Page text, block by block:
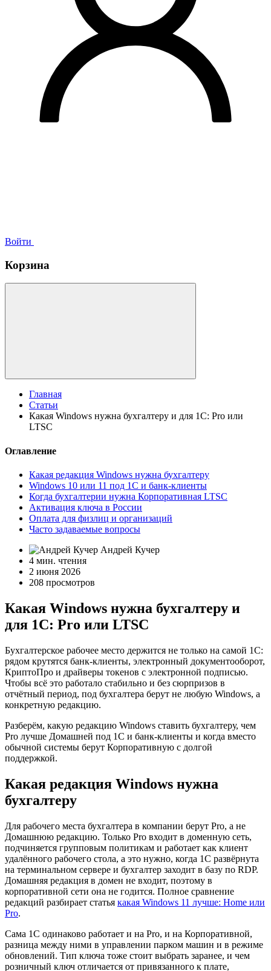
Войти
Корзина
Главная
Статьи
Какая Windows нужна бухгалтеру и для 1С: Pro или
LTSC
Оглавление
Какая редакция Windows нужна бухгалтеру
Windows 10 или 11 под 1С и банк-клиенты
Когда бухгалтерии нужна Корпоративная LTSC
Активация ключа в России
Оплата для физлиц и организаций
Часто задаваемые вопросы
Андрей Кучер
4 мин. чтения
2 июня 2026
208 просмотров
Какая Windows нужна бухгалтеру и
для 1С: Pro или LTSC
Бухгалтерское рабочее место держится не только на самой 1С:
рядом крутятся банк-клиенты, электронный документооборот,
КриптоПро и драйверы токенов с электронной подписью.
Чтобы всё это работало стабильно и без сюрпризов в
отчётный период, под бухгалтера берут не любую Windows, а
конкретную редакцию.
Разберём, какую редакцию Windows ставить бухгалтеру, чем
Pro лучше Домашней под 1С и банк-клиенты и когда вместо
обычной системы берут Корпоративную с долгой
поддержкой.
Какая редакция Windows нужна
бухгалтеру
Для рабочего места бухгалтера в компании берут Pro, а не
Домашнюю редакцию. Только Pro входит в доменную сеть,
подчиняется групповым политикам и работает как клиент
удалённого рабочего стола, а это нужно, когда 1С развёрнута
на терминальном сервере и бухгалтер заходит в базу по RDP.
Домашняя редакция в домен не входит, поэтому в
корпоративной сети она не годится. Полное сравнение
редакций разбирает статья какая Windows 11 лучше: Home или
Pro.
Сама 1С одинаково работает и на Pro, и на Корпоративной,
разница между ними в управлении парком машин и в режиме
обновлений. Тип ключа тоже стоит выбрать заранее, и чем
розничный ключ отличается от привязанного к плате,